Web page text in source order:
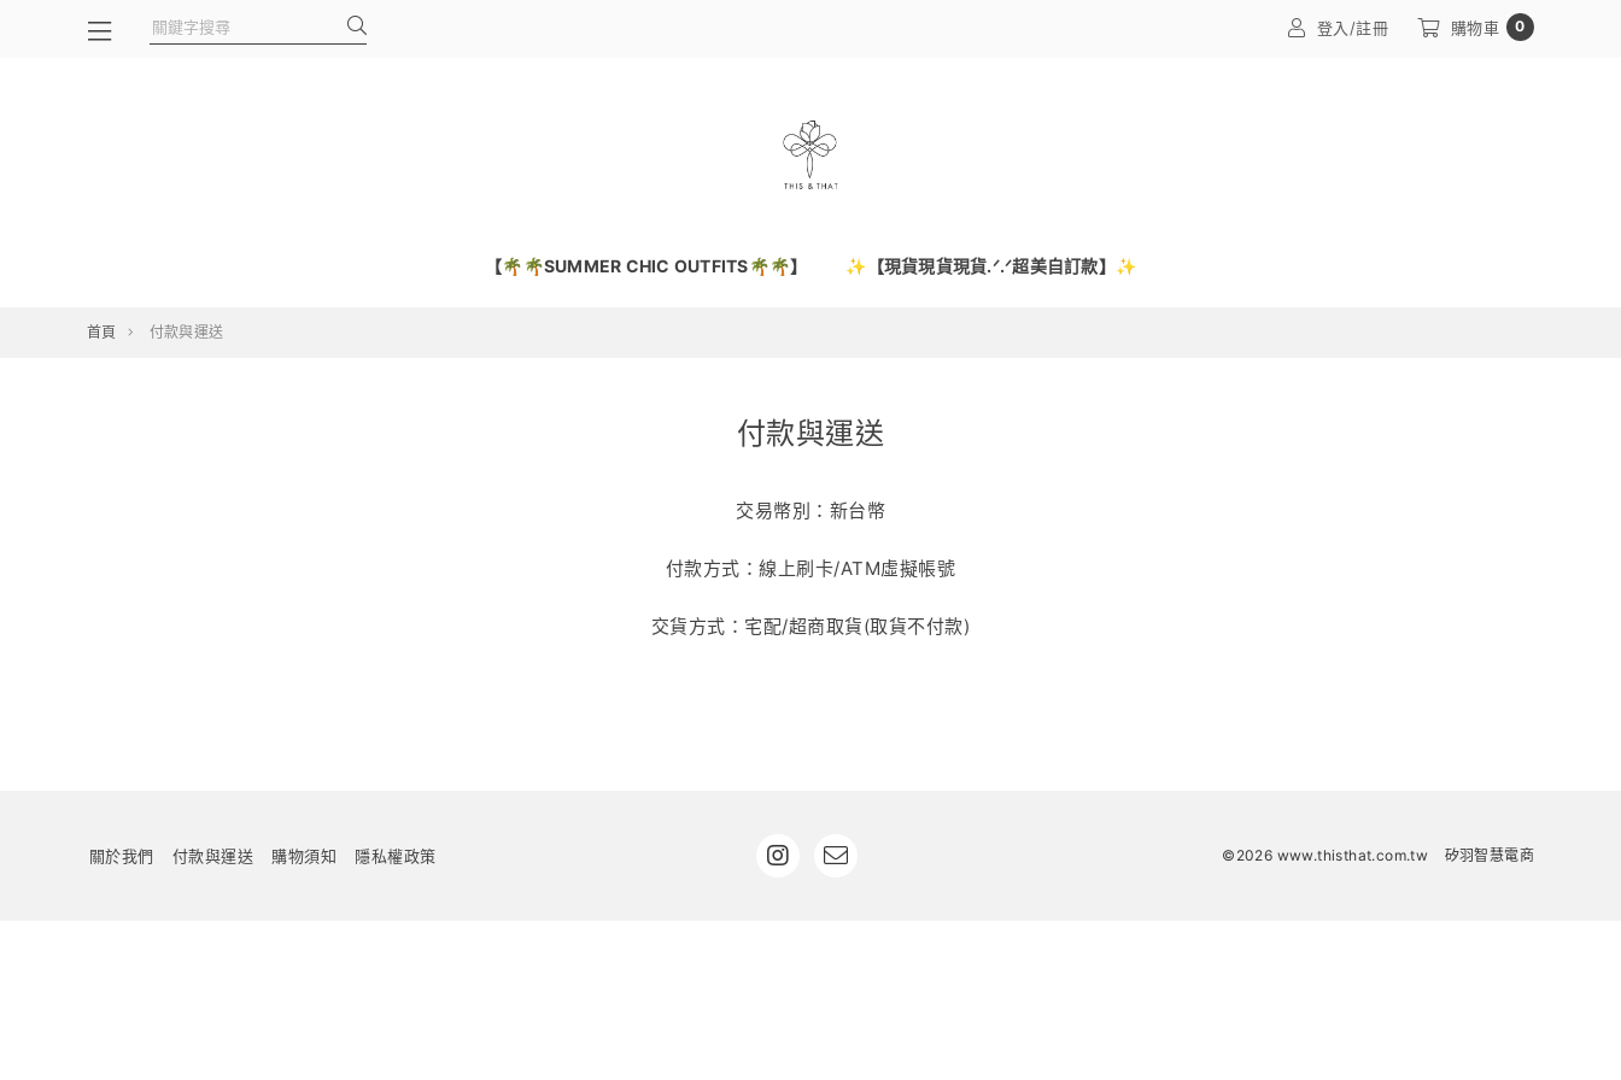
登入/註冊 購物車 0
【🌴🌴SUMMER CHIC OUTFITS🌴🌴】 ✨【現貨現貨現貨.ᐟ.ᐟ超美自訂款】✨
首頁 付款與運送
付款與運送
交易幣別：新台幣
付款方式：線上刷卡/ATM虛擬帳號
交貨方式：宅配/超商取貨(取貨不付款)
關於我們 付款與運送 購物須知 隱私權政策 ©2026 www.thisthat.com.tw 矽羽智慧電商